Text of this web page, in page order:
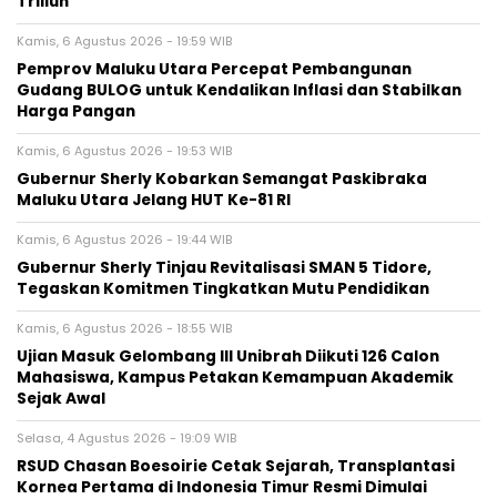
Kamis, 6 Agustus 2026 - 19:59 WIB
Pemprov Maluku Utara Percepat Pembangunan
Gudang BULOG untuk Kendalikan Inflasi dan Stabilkan
Harga Pangan
Kamis, 6 Agustus 2026 - 19:53 WIB
Gubernur Sherly Kobarkan Semangat Paskibraka
Maluku Utara Jelang HUT Ke-81 RI
Kamis, 6 Agustus 2026 - 19:44 WIB
Gubernur Sherly Tinjau Revitalisasi SMAN 5 Tidore,
Tegaskan Komitmen Tingkatkan Mutu Pendidikan
Kamis, 6 Agustus 2026 - 18:55 WIB
Ujian Masuk Gelombang III Unibrah Diikuti 126 Calon
Mahasiswa, Kampus Petakan Kemampuan Akademik
Sejak Awal
Selasa, 4 Agustus 2026 - 19:09 WIB
RSUD Chasan Boesoirie Cetak Sejarah, Transplantasi
Kornea Pertama di Indonesia Timur Resmi Dimulai